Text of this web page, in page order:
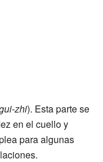
zhi). Esta parte se
en el cuello y
para algunas